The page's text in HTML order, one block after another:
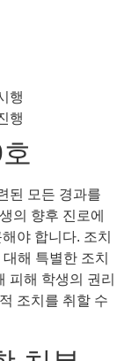
행
행
된 모든 경과를
의 향후 진로에
야 합니다. 조치
해 특별한 조치
피해 학생의 권리
조치를 취할 수